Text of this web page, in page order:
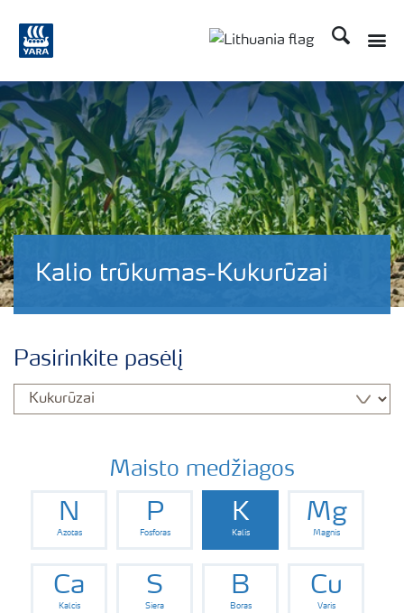
Ieškoti
Kalio trūkumas-Kukurūzai
Pasirinkite pasėlį
Maisto medžiagos
N
Azotas
P
Fosforas
K
Kalis
Mg
Magnis
Ca
Kalcis
S
Siera
B
Boras
Cu
Varis